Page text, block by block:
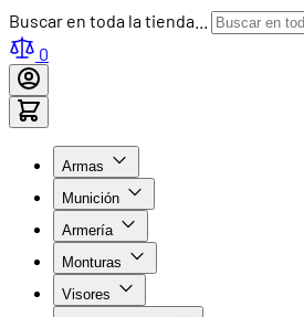
Buscar en toda la tienda...
0
Armas
Munición
Armería
Monturas
Visores